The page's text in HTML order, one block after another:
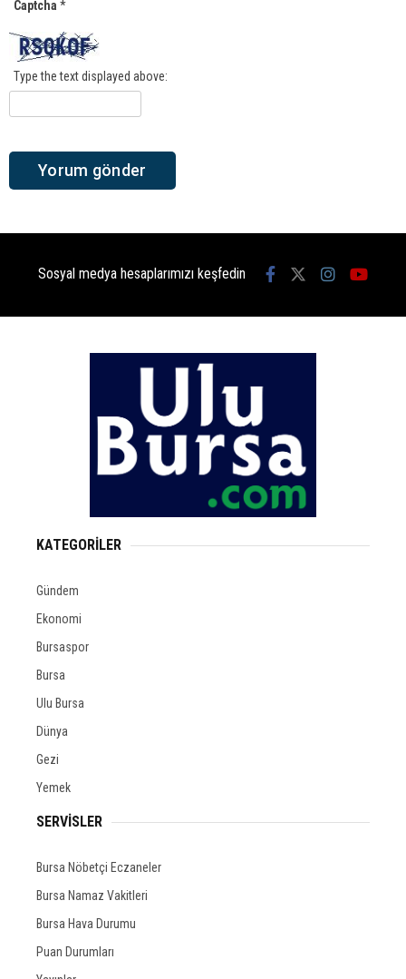
Captcha *
Type the text displayed above:
Sosyal medya hesaplarımızı keşfedin
KATEGORİLER
Gündem
Ekonomi
Bursaspor
Bursa
Ulu Bursa
Dünya
Gezi
Yemek
SERVİSLER
Bursa Nöbetçi Eczaneler
Bursa Namaz Vakitleri
Bursa Hava Durumu
Puan Durumları